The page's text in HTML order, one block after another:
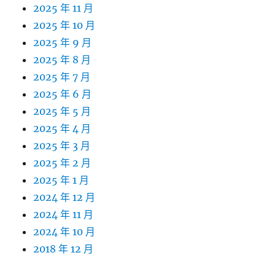
2025 年 11 月
2025 年 10 月
2025 年 9 月
2025 年 8 月
2025 年 7 月
2025 年 6 月
2025 年 5 月
2025 年 4 月
2025 年 3 月
2025 年 2 月
2025 年 1 月
2024 年 12 月
2024 年 11 月
2024 年 10 月
2018 年 12 月